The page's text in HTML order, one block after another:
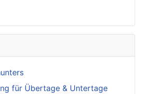
für Übertage & Untertage